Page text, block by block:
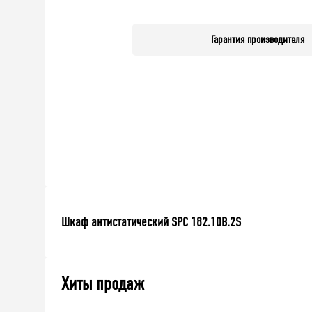
Гарантия производителя
Шкаф антистатический SPC 182.10B.2S
Хиты продаж